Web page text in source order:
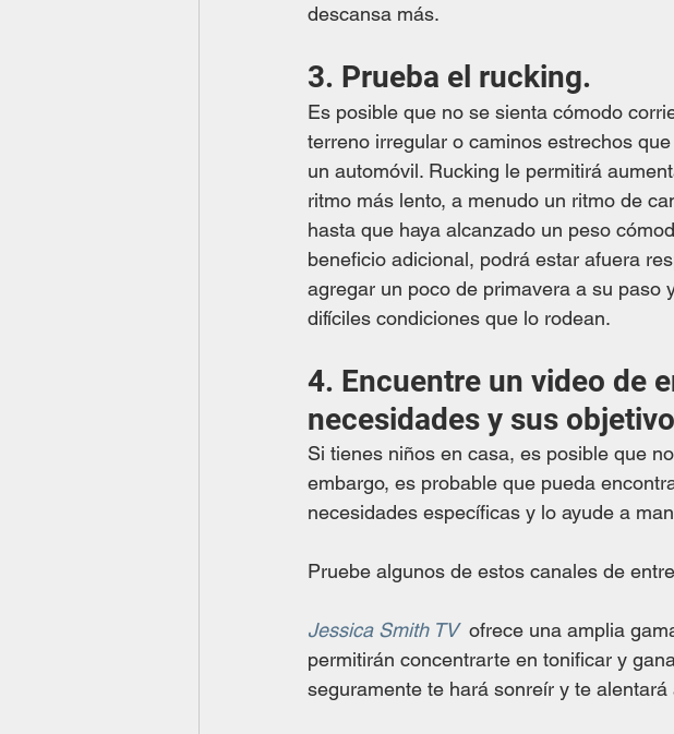
descansa más.
3. Prueba el rucking.
Es posible que no se sienta cómodo
terreno irregular o caminos estrechos
un automóvil. Rucking le permitirá
ritmo más lento, a menudo un ritmo de
hasta que haya alcanzado un peso
beneficio adicional, podrá estar afuera
agregar un poco de primavera a su paso
difíciles condiciones que lo rodean.
4. Encuentre un video de
necesidades y sus
Si tienes niños en casa, es posible que
embargo, es probable que pueda
necesidades específicas y lo ayude a
Pruebe algunos de estos canales de
Jessica Smith TV ofrece una amplia
permitirán concentrarte en tonificar y
seguramente te hará sonreír y te